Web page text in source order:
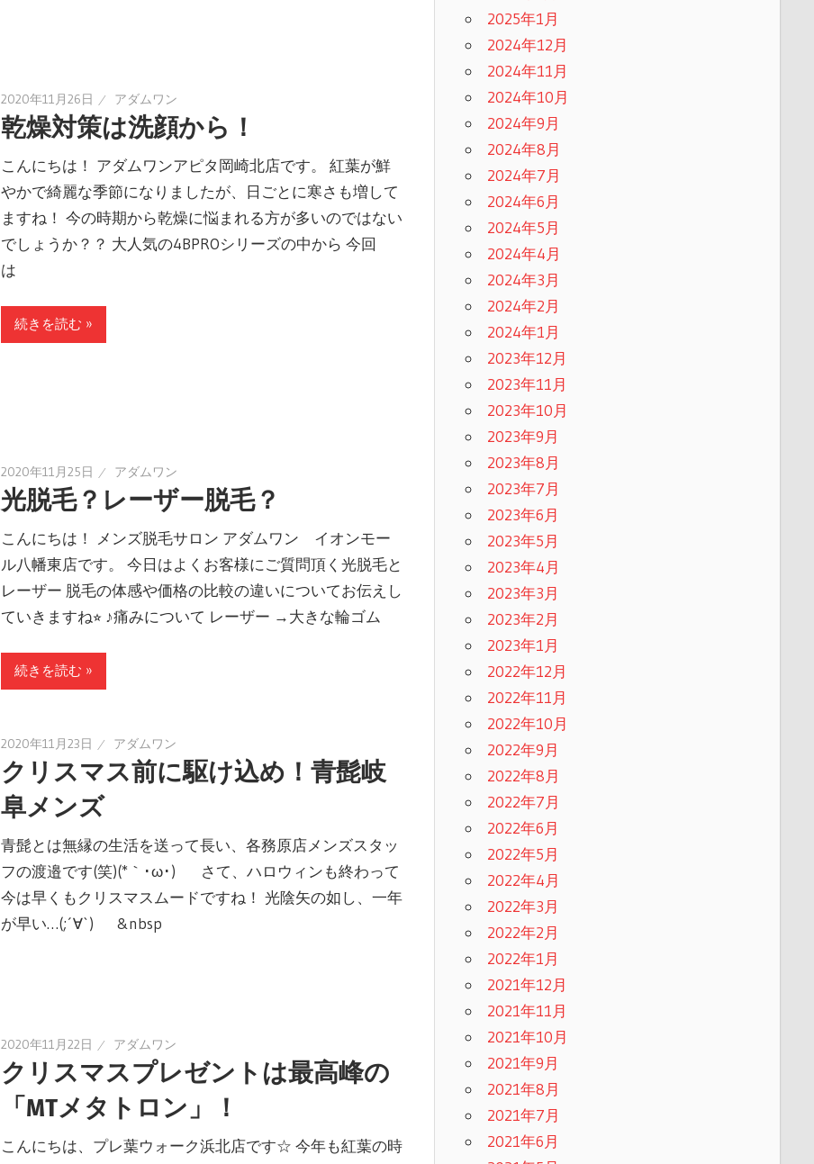
2020年11月26日 アダムワン
乾燥対策は洗顔から！
こんにちは！ アダムワンアピタ岡崎北店です。 紅葉が鮮
やかで綺麗な季節になりましたが、日ごとに寒さも増して
ますね！ 今の時期から乾燥に悩まれる方が多いのではない
でしょうか？？ 大人気の4BPROシリーズの中から 今回
は
続きを読む »
2020年11月25日 アダムワン
光脱毛？レーザー脱毛？
こんにちは！ メンズ脱毛サロン アダムワン イオンモー
ル八幡東店です。 今日はよくお客様にご質問頂く光脱毛と
レーザー 脱毛の体感や価格の比較の違いについてお伝えし
ていきますね⭐︎ ♪痛みについて レーザー →大きな輪ゴム
続きを読む »
2020年11月23日 アダムワン
クリスマス前に駆け込め！青髭岐
阜メンズ
青髭とは無縁の生活を送って長い、各務原店メンズスタッ
フの渡邉です(笑)(*｀･ω･)ゞ さて、ハロウィンも終わって
今は早くもクリスマスムードですね！ 光陰矢の如し、一年
が早い…(;´∀`) &nbsp
2020年11月22日 アダムワン
クリスマスプレゼントは最高峰の
「MTメタトロン」！
こんにちは、プレ葉ウォーク浜北店です☆ 今年も紅葉の時
2025年1月
2024年12月
2024年11月
2024年10月
2024年9月
2024年8月
2024年7月
2024年6月
2024年5月
2024年4月
2024年3月
2024年2月
2024年1月
2023年12月
2023年11月
2023年10月
2023年9月
2023年8月
2023年7月
2023年6月
2023年5月
2023年4月
2023年3月
2023年2月
2023年1月
2022年12月
2022年11月
2022年10月
2022年9月
2022年8月
2022年7月
2022年6月
2022年5月
2022年4月
2022年3月
2022年2月
2022年1月
2021年12月
2021年11月
2021年10月
2021年9月
2021年8月
2021年7月
2021年6月